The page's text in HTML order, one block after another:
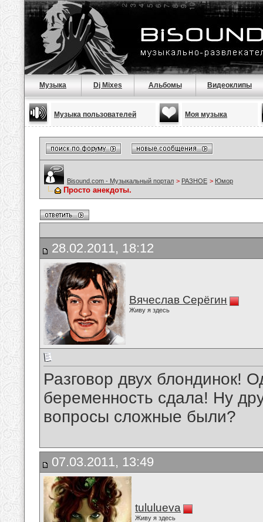
Музыка Dj Mixes Альбомы Видеоклипы
Музыка пользователей Моя музыка
Bisound.com - Музыкальный портал > РАЗНОЕ > Юмор
Просто анекдоты.
28.02.2011, 18:12
Вячеслав Серёгин
Живу я здесь
Разговор двух блондинок!
беременность сдала! Ну
вопросы сложные были?
07.03.2011, 13:49
tululueva
Живу я здесь